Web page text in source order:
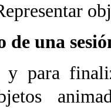
una